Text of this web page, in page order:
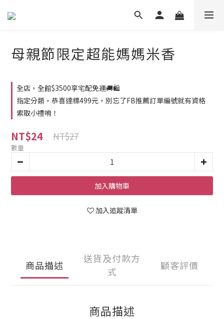
母親節限定超能媽媽米香
全店，全館$3500享宅配免運🚚🛍️
指定分類，恭喜達標499元，別忘了FB推薦訂單編號就有資格
索取小禮唷！
NT$24 NT$27
數量
加入購物車
加入追蹤清單
商品描述
送貨及付款方
式
顧客評價
商品描述